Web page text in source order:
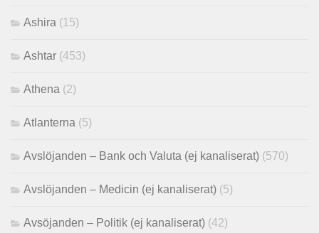
Ashira (15)
Ashtar (453)
Athena (2)
Atlanterna (5)
Avslöjanden – Bank och Valuta (ej kanaliserat) (570)
Avslöjanden – Medicin (ej kanaliserat) (5)
Avsöjanden – Politik (ej kanaliserat) (42)